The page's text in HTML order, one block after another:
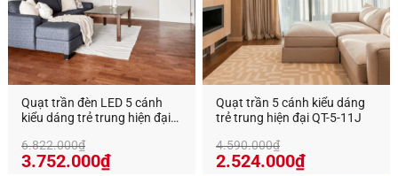
Quạt trần đèn LED 5 cánh
kiểu dáng trẻ trung hiện đại
6.822.000₫
Giá
3.752.000₫Giá
Quạt trần 5 cánh kiểu dáng
trẻ trung hiện đại QT-5-11J
4.590.000₫
Giá
2.524.000₫Giá